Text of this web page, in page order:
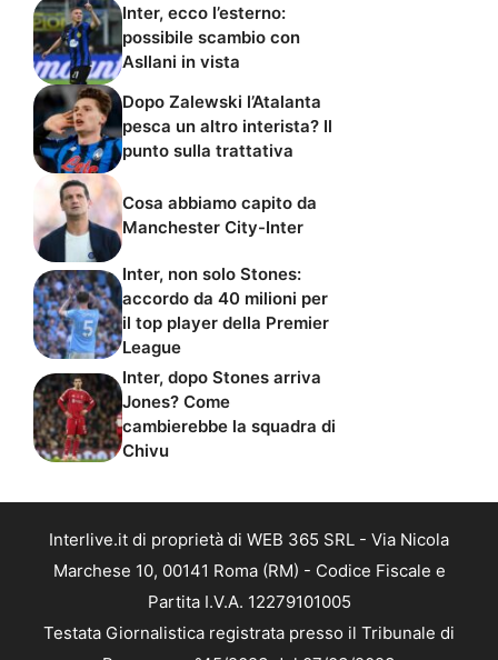
Inter, ecco l’esterno:
possibile scambio con
Asllani in vista
Dopo Zalewski l’Atalanta
pesca un altro interista? Il
punto sulla trattativa
Cosa abbiamo capito da
Manchester City-Inter
Inter, non solo Stones:
accordo da 40 milioni per
il top player della Premier
League
Inter, dopo Stones arriva
Jones? Come
cambierebbe la squadra di
Chivu
Interlive.it di proprietà di WEB 365 SRL - Via Nicola
Marchese 10, 00141 Roma (RM) - Codice Fiscale e
Partita I.V.A. 12279101005
Testata Giornalistica registrata presso il Tribunale di